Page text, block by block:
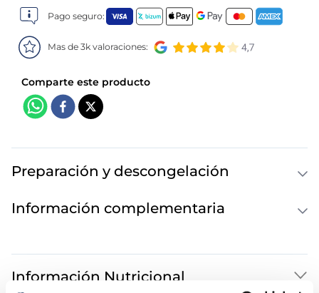
Pago seguro:
Mas de 3k valoraciones:
Preparación y descongelación
Información complementaria
Información Nutricional